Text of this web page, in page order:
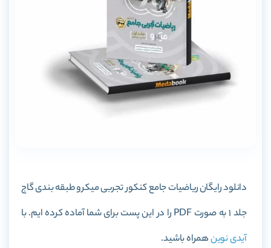
دانلود رایگانریاضیات جامع کنکور تجربی میکرو طبقه بندی گاج
جلد 1 به صورت PDF را در این پست برای شما آماده کرده ایم. با
آیدی نوینهمراه باشید.